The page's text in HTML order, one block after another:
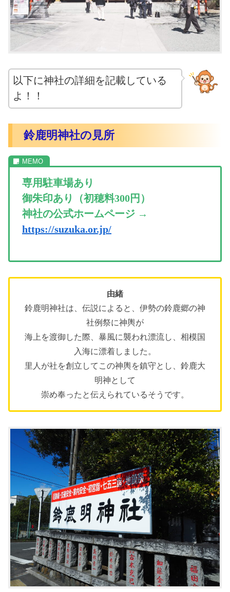
以下に神社の詳細を記載している
よ！！
鈴鹿明神社の見所
専用駐車場あり
御朱印あり（初穂料300円）
神社の公式ホームページ →
https://suzuka.or.jp/
由緒
鈴鹿明神社は、伝説によると、伊勢の鈴鹿郷の神
社例祭に神輿が
海上を渡御した際、暴風に襲われ漂流し、相模国
入海に漂着しました。
里人が社を創立してこの神輿を鎮守とし、鈴鹿大
明神として
崇め奉ったと伝えられているそうです。